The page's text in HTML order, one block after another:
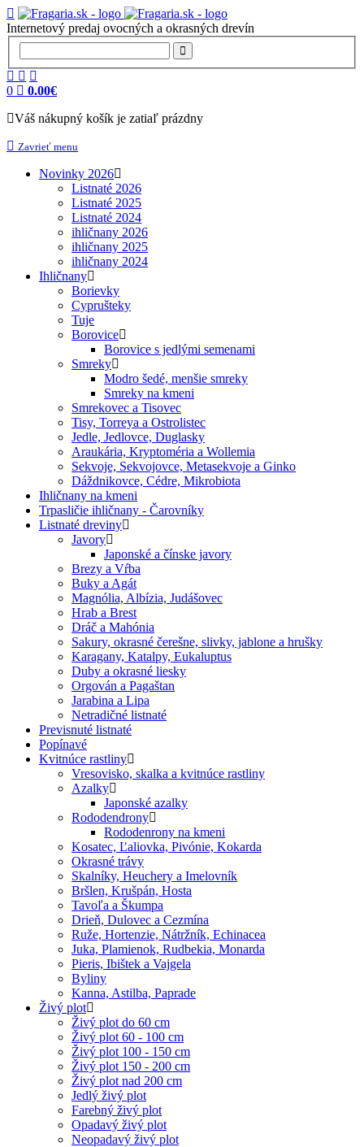
Internetový predaj ovocných a okrasných drevín
0
0.00€
Váš nákupný košík je zatiaľ prázdny
Zavrieť menu
Novinky 2026
Listnaté 2026
Listnaté 2025
Listnaté 2024
ihličnany 2026
ihličnany 2025
ihličnany 2024
Ihličnany
Borievky
Cyprušteky
Tuje
Borovice
Borovice s jedlými semenami
Smreky
Modro šedé, menšie smreky
Smreky na kmeni
Smrekovec a Tisovec
Tisy, Torreya a Ostrolistec
Jedle, Jedlovce, Duglasky
Araukária, Kryptoméria a Wollemia
Sekvoje, Sekvojovce, Metasekvoje a Ginko
Dáždnikovce, Cédre, Mikrobiota
Ihličnany na kmeni
Trpasličie ihličnany - Čarovníky
Listnaté dreviny
Javory
Japonské a čínske javory
Brezy a Vŕba
Buky a Agát
Magnólia, Albízia, Judášovec
Hrab a Brest
Dráč a Mahónia
Sakury, okrasné čerešne, slivky, jablone a hrušky
Karagany, Katalpy, Eukaluptus
Duby a okrasné liesky
Orgován a Pagaštan
Jarabina a Lipa
Netradičné listnaté
Previsnuté listnaté
Popínavé
Kvitnúce rastliny
Vresovisko, skalka a kvitnúce rastliny
Azalky
Japonské azalky
Rododendrony
Rododenrony na kmeni
Kosatec, Ľaliovka, Pivónie, Kokarda
Okrasné trávy
Skalníky, Heuchery a Imelovník
Bršlen, Krušpán, Hosta
Tavoľa a Škumpa
Drieň, Dulovec a Cezmína
Ruže, Hortenzie, Nátržník, Echinacea
Juka, Plamienok, Rudbekia, Monarda
Pieris, Ibištek a Vajgela
Byliny
Kanna, Astilba, Paprade
Živý plot
Živý plot do 60 cm
Živý plot 60 - 100 cm
Živý plot 100 - 150 cm
Živý plot 150 - 200 cm
Živý plot nad 200 cm
Jedlý živý plot
Farebný živý plot
Opadavý živý plot
Neopadavý živý plot